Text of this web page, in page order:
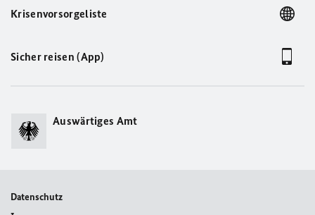
Krisenvorsorgeliste
Sicher reisen (App)
Auswärtiges Amt
Datenschutz